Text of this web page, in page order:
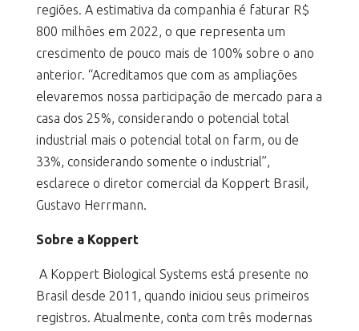
regiões. A estimativa da companhia é faturar R$
800 milhões em 2022, o que representa um
crescimento de pouco mais de 100% sobre o ano
anterior. “Acreditamos que com as ampliações
elevaremos nossa participação de mercado para a
casa dos 25%, considerando o potencial total
industrial mais o potencial total on farm, ou de
33%, considerando somente o industrial”,
esclarece o diretor comercial da Koppert Brasil,
Gustavo Herrmann.
Sobre a Koppert
A Koppert Biological Systems está presente no
Brasil desde 2011, quando iniciou seus primeiros
registros. Atualmente, conta com três modernas